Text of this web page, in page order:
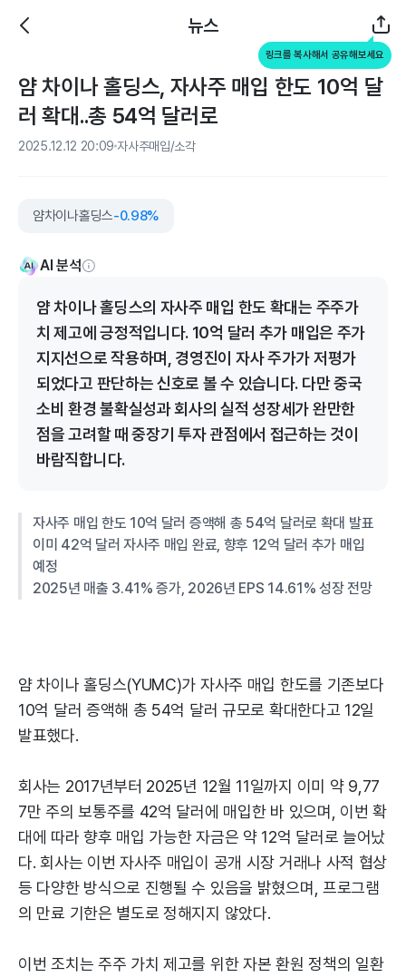
뉴스
링크를 복사해서 공유해보세요
얌 차이나 홀딩스, 자사주 매입 한도 10억 달
러 확대..총 54억 달러로
2025.12.12 20:09 자사주매입/소각
얌차이나홀딩스-0.98%
AI 분석
얌 차이나 홀딩스의 자사주 매입 한도 확대는 주주가
치 제고에 긍정적입니다. 10억 달러 추가 매입은 주가
지지선으로 작용하며, 경영진이 자사 주가가 저평가
되었다고 판단하는 신호로 볼 수 있습니다. 다만 중국
소비 환경 불확실성과 회사의 실적 성장세가 완만한
점을 고려할 때 중장기 투자 관점에서 접근하는 것이
바람직합니다.
자사주 매입 한도 10억 달러 증액해 총 54억 달러로 확대 발표
이미 42억 달러 자사주 매입 완료, 향후 12억 달러 추가 매입
예정
2025년 매출 3.41% 증가, 2026년 EPS 14.61% 성장 전망
얌 차이나 홀딩스(YUMC)가 자사주 매입 한도를 기존보다
10억 달러 증액해 총 54억 달러 규모로 확대한다고 12일
발표했다.
회사는 2017년부터 2025년 12월 11일까지 이미 약 9,77
7만 주의 보통주를 42억 달러에 매입한 바 있으며, 이번 확
대에 따라 향후 매입 가능한 자금은 약 12억 달러로 늘어났
다. 회사는 이번 자사주 매입이 공개 시장 거래나 사적 협상
등 다양한 방식으로 진행될 수 있음을 밝혔으며, 프로그램
의 만료 기한은 별도로 정해지지 않았다.
이번 조치는 주주 가치 제고를 위한 자본 환원 정책의 일환